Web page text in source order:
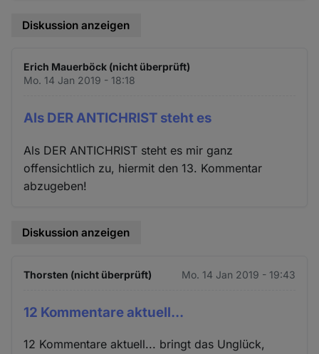
Diskussion anzeigen
Erich Mauerböck (nicht überprüft)
Mo. 14 Jan 2019 - 18:18
Als DER ANTICHRIST steht es
Als DER ANTICHRIST steht es mir ganz
offensichtlich zu, hiermit den 13. Kommentar
abzugeben!
Diskussion anzeigen
Thorsten (nicht überprüft) Mo. 14 Jan 2019 - 19:43
12 Kommentare aktuell...
12 Kommentare aktuell... bringt das Unglück,